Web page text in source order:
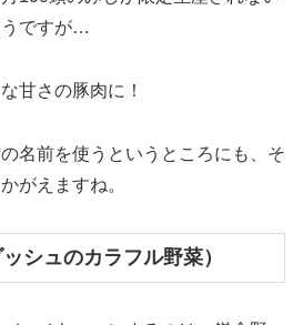
うですが…
甘さの豚肉に！
名前を使うというところにも、そ
がえますね。
シュのカラフル野菜）